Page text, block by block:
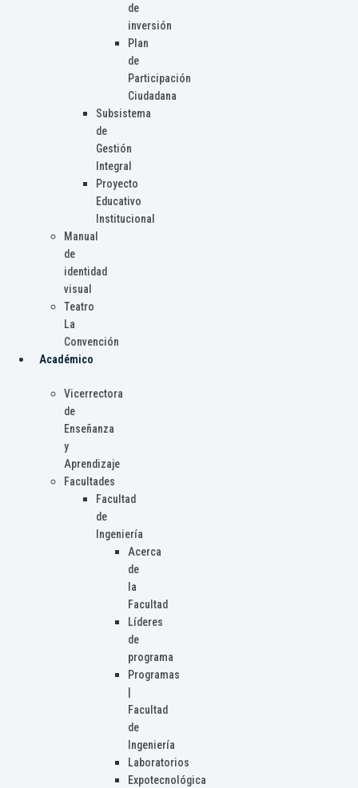
de
inversión
Plan
de
Participación
Ciudadana
Subsistema
de
Gestión
Integral
Proyecto
Educativo
Institucional
Manual
de
identidad
visual
Teatro
La
Convención
Académico
Vicerrectora
de
Enseñanza
y
Aprendizaje
Facultades
Facultad
de
Ingeniería
Acerca
de
la
Facultad
Líderes
de
programa
Programas
Facultad
de
Ingeniería
Laboratorios
Expotecnológica